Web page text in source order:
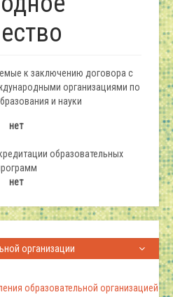
к заключению договора с
организациями по
и науки
нет
образовательных
нет
организации
образовательной организацией